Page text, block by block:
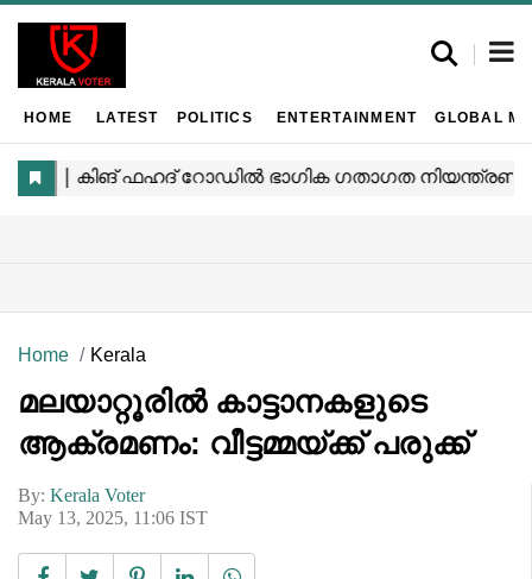
HOME LATEST POLITICS ENTERTAINMENT GLOBAL
Home Kerala
മലയാറ്റൂരിൽ കാട്ടാനകളുടെ
ആക്രമണം: വീട്ടമ്മയ്ക്ക് പരുക്ക്
By: Kerala Voter
May 13, 2025, 11:06 IST